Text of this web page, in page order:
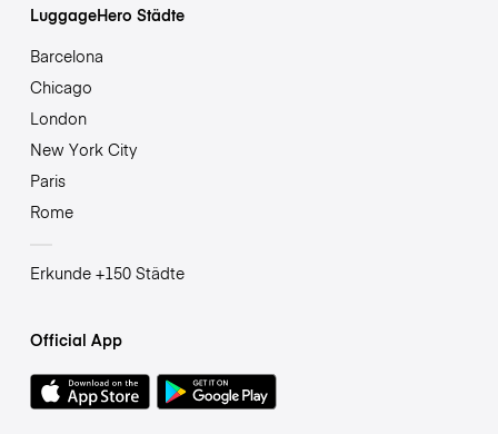
LuggageHero Städte
Barcelona
Chicago
London
New York City
Paris
Rome
Erkunde +150 Städte
Official App